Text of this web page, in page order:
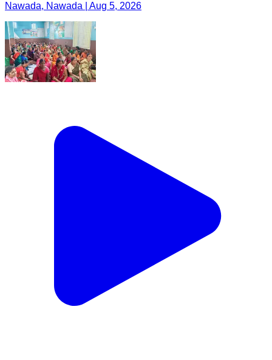
Nawada, Nawada | Aug 5, 2026